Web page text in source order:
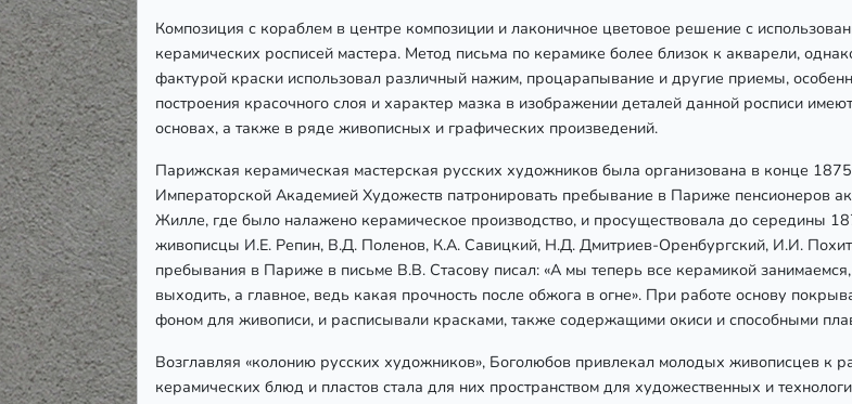
Композиция с кораблем в центре композиции и лаконичное цветовое решение с
керамических росписей мастера. Метод письма по керамике более близок к акварели,
фактурой краски использовал различный нажим, процарапывание и другие приемы,
построения красочного слоя и характер мазка в изображении деталей данной росписи
основах, а также в ряде живописных и графических произведений.
Парижская керамическая мастерская русских художников была организована в конце
Императорской Академией Художеств патронировать пребывание в Париже пенсионеров
Жилле, где было налажено керамическое производство, и просуществовала до середины
живописцы И.Е. Репин, В.Д. Поленов, К.А. Савицкий, Н.Д. Дмитриев-Оренбургский, И.И.
пребывания в Париже в письме В.В. Стасову писал: «А мы теперь все керамикой
выходить, а главное, ведь какая прочность после обжога в огне». При работе основу
фоном для живописи, и расписывали красками, также содержащими окиси и способными
Возглавляя «колонию русских художников», Боголюбов привлекал молодых живописцев к
керамических блюд и пластов стала для них пространством для художественных и